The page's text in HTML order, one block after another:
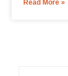
Read More »